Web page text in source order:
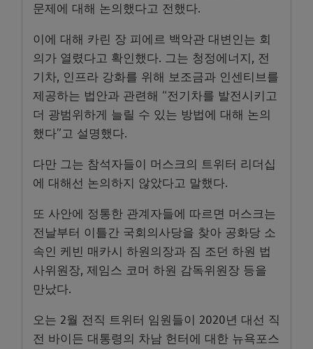
문제에 대해 논의했다고 전했다.
이에 대해 카린 장 피에르 백악관 대변인는 회
의가 열렸다고 확인했다. 그는 청정에너지, 전
기차, 인프라 강화를 위해 보조금과 인센티브를
제공하는 법안과 관련해 “전기차를 발전시키고
더 광범위하게 늘릴 수 있는 방법에 대해 논의
했다”고 설명했다.
다만 그는 참석자들이 머스크의 트위터 리더십
에 대해선 논의하지 않았다고 말했다.
또 사안에 정통한 관계자들에 따르면 머스크는
전날부터 이틀간 국회의사당을 찾아 공화당 소
속인 케빈 매카시 하원의장과 짐 조던 하원 법
사위원장, 제임스 코머 하원 감독위원장 등을
만났다.
오는 2월 전직 트위터 임원들이 2020년 대선 직
전 바이든 대통령의 차남 헌터에 대한 뉴욕포스